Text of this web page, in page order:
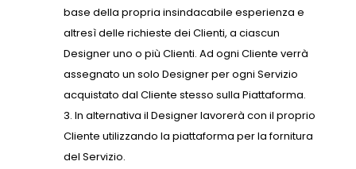
base della propria insindacabile esperienza e
altresì delle richieste dei Clienti, a ciascun
Designer uno o più Clienti. Ad ogni Cliente verrà
assegnato un solo Designer per ogni Servizio
acquistato dal Cliente stesso sulla Piattaforma.
In alternativa il Designer lavorerà con il proprio
Cliente utilizzando la piattaforma per la fornitura
del Servizio.